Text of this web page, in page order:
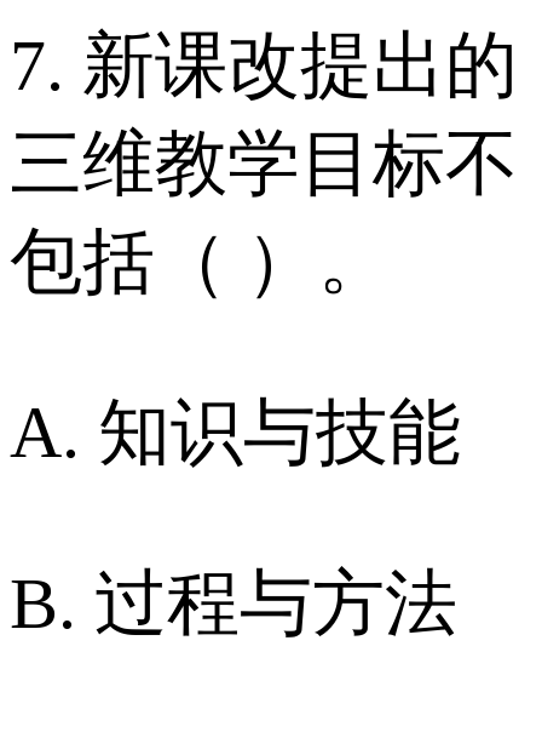
7. 新课改提出的
三维教学目标不
包括（ ）。
A. 知识与技能
B. 过程与方法